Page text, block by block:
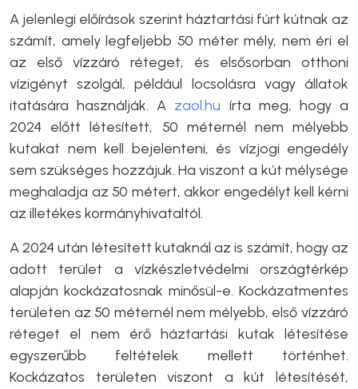
A jelenlegi előírások szerint háztartási fúrt kútnak az
számít, amely legfeljebb 50 méter mély, nem éri el
az első vízzáró réteget, és elsősorban otthoni
vízigényt szolgál, például locsolásra vagy állatok
itatására használják. A zaol.hu írta meg, hogy a
2024 előtt létesített, 50 méternél nem mélyebb
kutakat nem kell bejelenteni, és vízjogi engedély
sem szükséges hozzájuk. Ha viszont a kút mélysége
meghaladja az 50 métert, akkor engedélyt kell kérni
az illetékes kormányhivataltól.
A 2024 után létesített kutaknál az is számít, hogy az
adott terület a vízkészletvédelmi országtérkép
alapján kockázatosnak minősül-e. Kockázatmentes
területen az 50 méternél nem mélyebb, első vízzáró
réteget el nem érő háztartási kutak létesítése
egyszerűbb feltételek mellett történhet.
Kockázatos területen viszont a kút létesítését,